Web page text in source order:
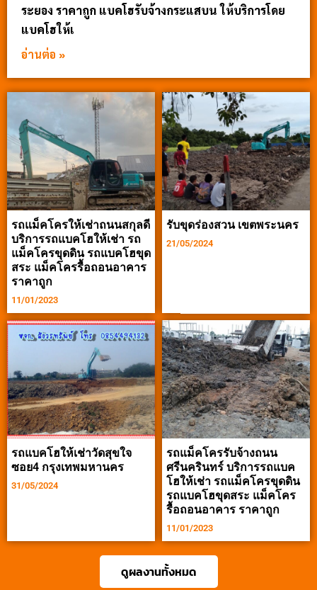
ระยอง ราคาถูก แบคโฮรับจ้างกระแสบน ให้บริการโดย
แบคโฮให้เ
อ่านต่อ »
รถแม็คโครให้เช่าถนนสกุลดี
บริการรถแบคโฮให้เช่า รถ
แม็คโครขุดดิน รถแบคโฮขุด
สระ แม็คโครรื้อถอนอาคาร
ราคาถูก
11/01/2023
รับขุดร่องสวน เขตพระนคร
21/05/2024
รถแบคโฮให้เช่าวัดสุขใจ
ซอย4 กรุงเทพมหานคร
31/05/2024
รถแม็คโครรับจ้างถนน
ศรีนครินทร์ บริการรถแบค
โฮให้เช่า รถแม็คโครขุดดิน
รถแบคโฮขุดสระ แม็คโคร
รื้อถอนอาคาร ราคาถูก
11/01/2023
ดูผลงานทั้งหมด